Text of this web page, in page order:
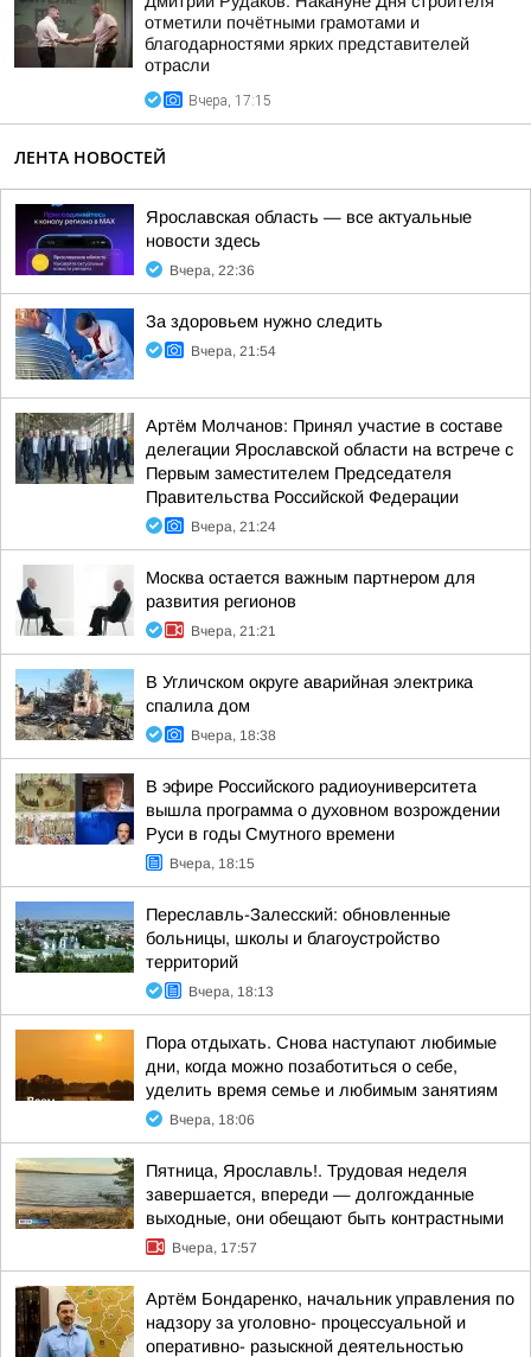
отметили почётными грамотами и
благодарностями ярких представителей
отрасли
Вчера, 17:15
ЛЕНТА НОВОСТЕЙ
Ярославская область — все актуальные
новости здесь
Вчера, 22:36
За здоровьем нужно следить
Вчера, 21:54
Артём Молчанов: Принял участие в составе
делегации Ярославской области на встрече с
Первым заместителем Председателя
Правительства Российской Федерации
Вчера, 21:24
Москва остается важным партнером для
развития регионов
Вчера, 21:21
В Угличском округе аварийная электрика
спалила дом
Вчера, 18:38
В эфире Российского радиоуниверситета
вышла программа о духовном возрождении
Руси в годы Смутного времени
Вчера, 18:15
Переславль-Залесский: обновленные
больницы, школы и благоустройство
территорий
Вчера, 18:13
Пора отдыхать. Снова наступают любимые
дни, когда можно позаботиться о себе,
уделить время семье и любимым занятиям
Вчера, 18:06
Пятница, Ярославль!. Трудовая неделя
завершается, впереди — долгожданные
выходные, они обещают быть контрастными
Вчера, 17:57
Артём Бондаренко, начальник управления по
надзору за уголовно- процессуальной и
оперативно- разыскной деятельностью